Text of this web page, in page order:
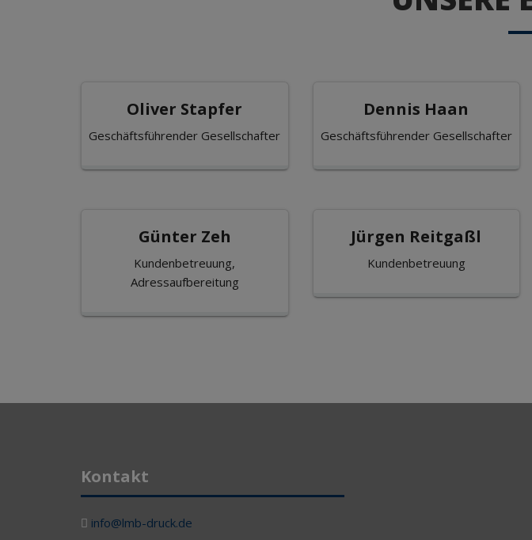
Oliver Stapfer
Geschäftsführender Gesellschafter
Dennis Haan
Geschäftsführender Gesellschafter
Günter Zeh
Kundenbetreuung,
Adressaufbereitung
Jürgen Reitgaßl
Kundenbetreuung
Kontakt
info@lmb-druck.de